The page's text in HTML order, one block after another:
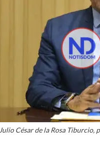
Julio César de la Rosa Tiburcio,